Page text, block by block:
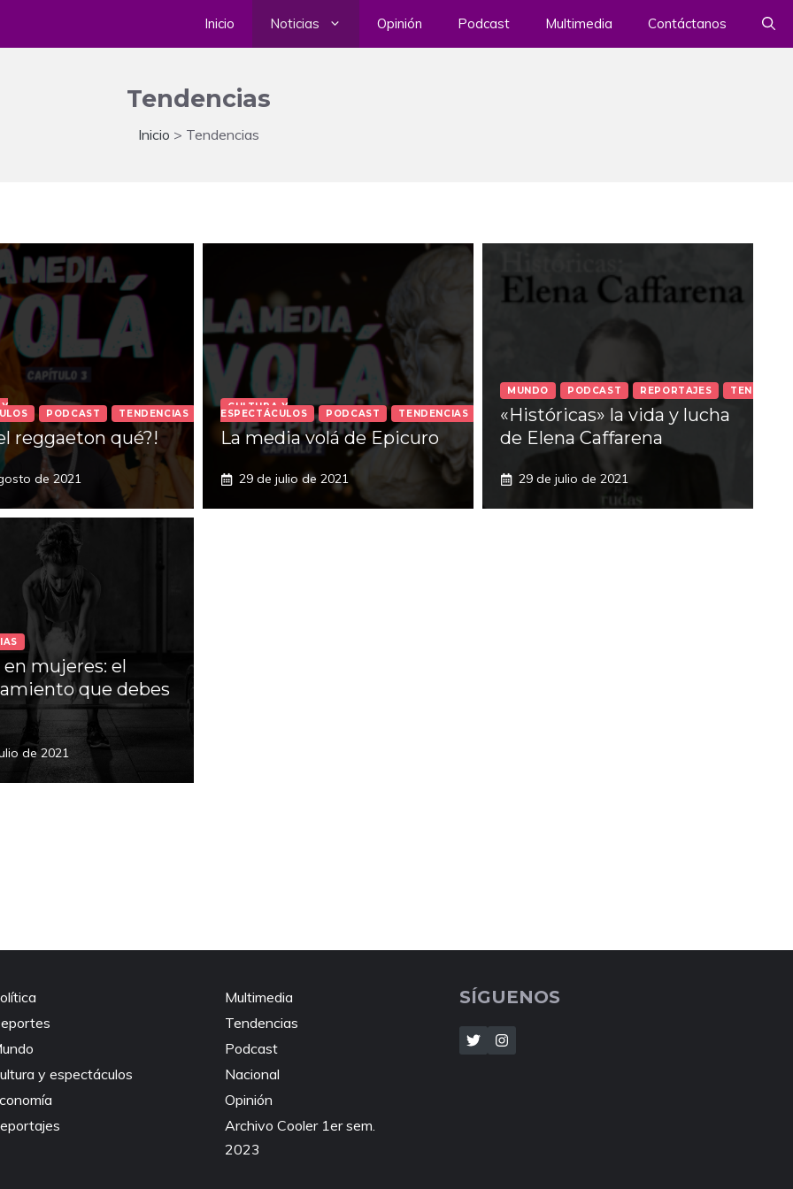
Inicio Noticias Opinión Podcast Multimedia Contáctanos
Tendencias
Inicio > Tendencias
PODCAST TENDENCIAS
reggaeton qué?!
de 2021
CULTURA Y
ESPECTÁCULOS PODCAST TENDENCIAS
La media volá de Epicuro
29 de julio de 2021
MUNDO PODCAST REPORTAJES
«Históricas» la vida y lucha
de Elena Caffarena
29 de julio de 2021
en mujeres: el
que debes
de 2021
y espectáculos
Multimedia
Tendencias
Podcast
Nacional
Opinión
Archivo Cooler 1er sem.
2023
SÍGUENOS